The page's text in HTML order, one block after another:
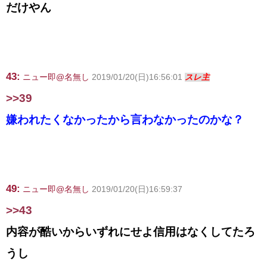
だけやん
43: ニュー即@名無し 2019/01/20(日)16:56:01 スレ主
>>39
嫌われたくなかったから言わなかったのかな？
49: ニュー即@名無し 2019/01/20(日)16:59:37
>>43
内容が酷いからいずれにせよ信用はなくしてたろ
うし